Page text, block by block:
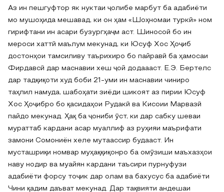
Аз ин пешгуфтор як нуктаи ҷолибе марбут ба адабиёти
мо мушоҳида мешавад, ки он ҳам «Шоҳномаи туркӣ» ном
гирифтани ин асари бузургҳаҷм аст. Шиносоӣ бо ин
мероси хаттӣ маълум мекунад, ки Юсуф Хос Ҳоҷиб
достонҳои тамсиливу таърихиро бо пайравӣ ба ҳамосаи
Фирдавсӣ дар маснавии хеш ҷой додаааст. Е.Э. Бертелс
дар тадқиқоти худ боби 21-уми ин маснавии чиниро
таҳлил намуда, шабоҳати зиёди шикоят аз пирии Юсуф
Хос Ҳоҷибро бо қасидаҳои Рудакӣ ва Кисоии Марвазӣ
пайдо мекунад. Ҳақ ба ҷониби ӯст, ки дар сабку шеваи
мураттаб кардани асар муаллиф аз руҳияи маърифати
замони Сомониён хеле мутаассир будааст. Ин
мусташриқи номвар муҳаққиқонро ба омӯзиши маъхазҳои
наву нодир ва муайян кардани таъсири пурнуфузи
адабиёти форсу тоҷик дар олам ва бахусус ба адабиёти
Чини қадим даъват мекунад. Дар тақвияти андешаи